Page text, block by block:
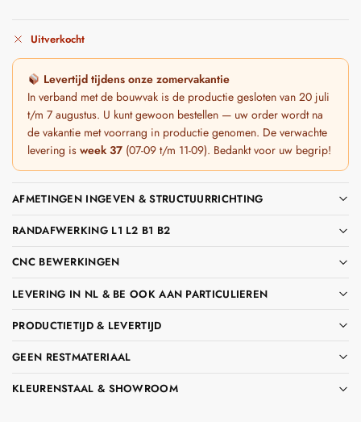
Uitverkocht
Levertijd tijdens onze zomervakantie
In verband met de bouwvak is de productie gesloten van 20 juli
t/m 7 augustus. U kunt gewoon bestellen — uw order wordt na
de vakantie met voorrang in productie genomen. De verwachte
levering is week 37 (07-09 t/m 11-09). Bedankt voor uw begrip!
AFMETINGEN INGEVEN & STRUCTUURRICHTING
RANDAFWERKING L1 L2 B1 B2
CNC BEWERKINGEN
LEVERING IN NL & BE OOK AAN PARTICULIEREN
PRODUCTIETIJD & LEVERTIJD
GEEN RESTMATERIAAL
KLEURENSTAAL & SHOWROOM